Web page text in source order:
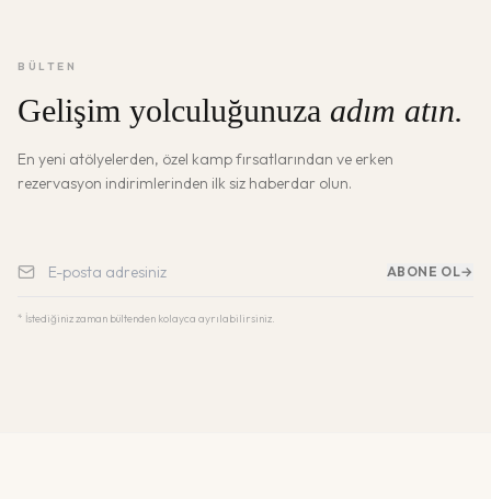
BÜLTEN
Gelişim yolculuğunuza adım atın.
En yeni atölyelerden, özel kamp fırsatlarından ve erken
rezervasyon indirimlerinden ilk siz haberdar olun.
ABONE OL→
* İstediğiniz zaman bültenden kolayca ayrılabilirsiniz.